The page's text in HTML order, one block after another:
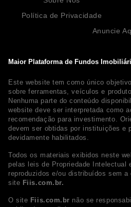
Maior Plataforma de Fundos
Este website tem como único
sobre ferramentas, veículos e
Nenhuma parte do conteúdo
website deve ser interpretada como
recomendação para investimento.
devem ser obtidas por instituições e
devidamente habilitados.
Todos os materiais exibidos neste
pelas leis de Propriedade Intelectual
reproduzidos e/ou distribuídos sem
site Fiis.com.br.
O site Fiis.com.br não se
Política de Privacidade
Anuncie